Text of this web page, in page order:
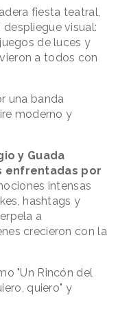
fiesta teatral,
visual:
de luces y
a todos con
una banda
moderno y
y Guada
enfrentadas por
intensas
hashtags y
a
crecieron con la
"Un Rincón del
quiero" y